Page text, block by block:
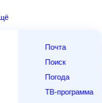
Ещё
Почта
Поиск
Погода
ТВ-программа
Выходные